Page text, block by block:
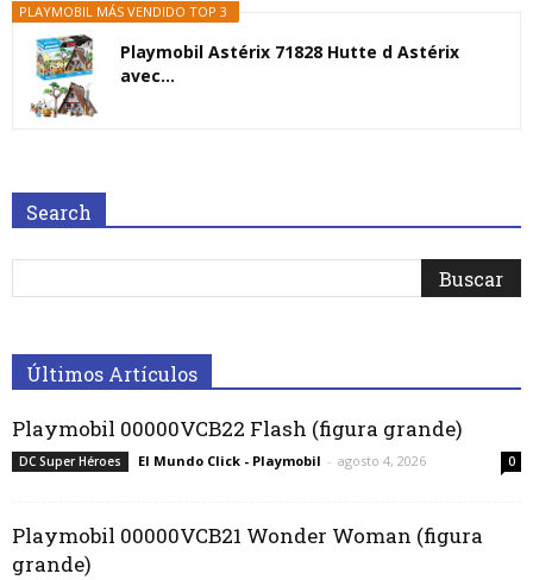
PLAYMOBIL MÁS VENDIDO TOP 3
Playmobil Astérix 71828 Hutte d Astérix
avec...
Search
Últimos Artículos
Playmobil 00000VCB22 Flash (figura grande)
DC Super Héroes El Mundo Click - Playmobil - agosto 4, 2026 0
Playmobil 00000VCB21 Wonder Woman (figura
grande)